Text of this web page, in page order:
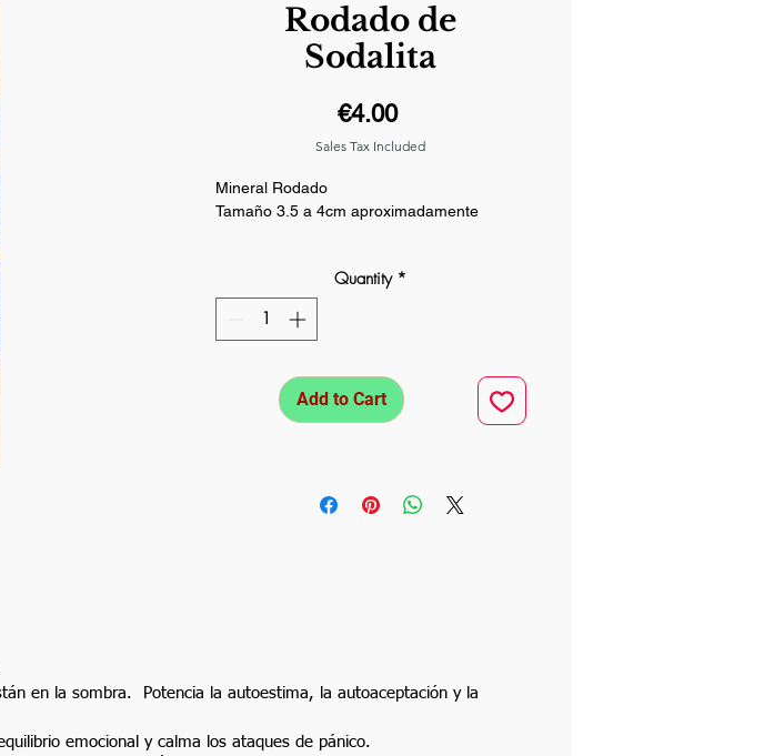
Rodado de
Sodalita
€4.00Price
Sales Tax Included
Mineral Rodado
Tamaño 3.5 a 4cm aproximadamente
Quantity *
Add to Cart
en la sombra.
Potencia la autoestima, la autoaceptación y la
emocional y calma los ataques de pánico.